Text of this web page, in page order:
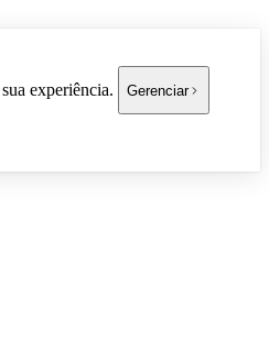
experiência. Gerenciar